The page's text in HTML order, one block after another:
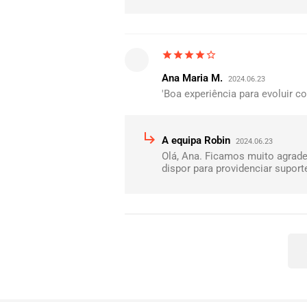
starstarstarstarstar_border
Ana Maria M. 2024.06.23
'Boa experiência para evoluir
subdirectory_arrow_right A equipa Robin 2024.06.23
Olá, Ana. Ficamos muito
dispor para providenciar